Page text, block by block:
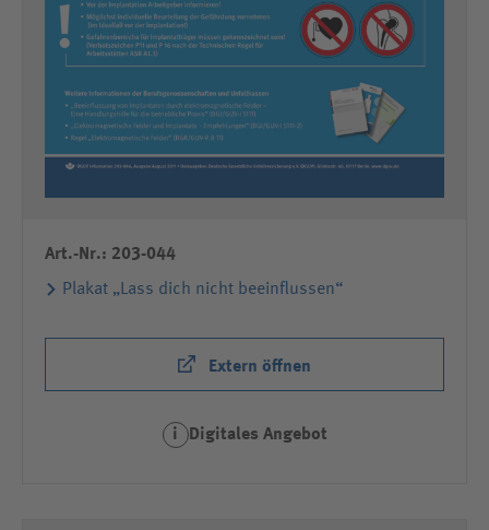
Art.-Nr.: 203-044
Plakat „Lass dich nicht beeinflussen“
Extern öffnen
i Digitales Angebot